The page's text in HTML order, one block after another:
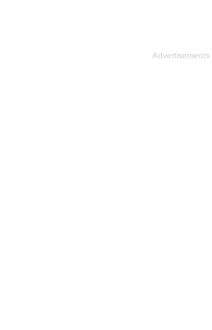
Advertisements